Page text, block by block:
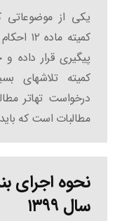
یکی از موضوعاتی
کمیته
پیگیری قرار داده
کمیته تلاشهای
درخواست تهاتر
مطالبات است که
سال ۱۳۹۹